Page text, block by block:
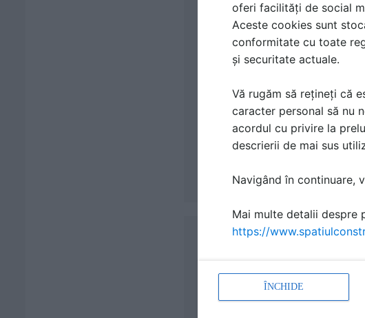
oferi facilități de social
Aceste cookies sunt
conformitate cu toate
și securitate actuale.
Vă rugăm să rețineți că
caracter personal să nu
acordul cu privire la
descrierii de mai sus
Navigând în continuare,
Mai multe detalii despre
https://
ÎNCHIDE